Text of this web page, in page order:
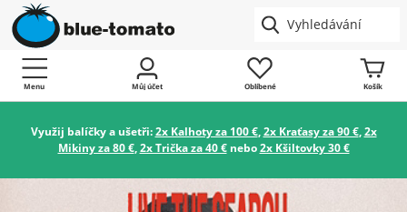
Menu Můj účet Oblíbené Košík
Využij balíčky a ušetři:2x Kalhoty za 100 €,2x Kraťasy za 90 €,2x
Mikiny za 80 €,2x Trička za 40 €nebo2x Kšiltovky 30 €